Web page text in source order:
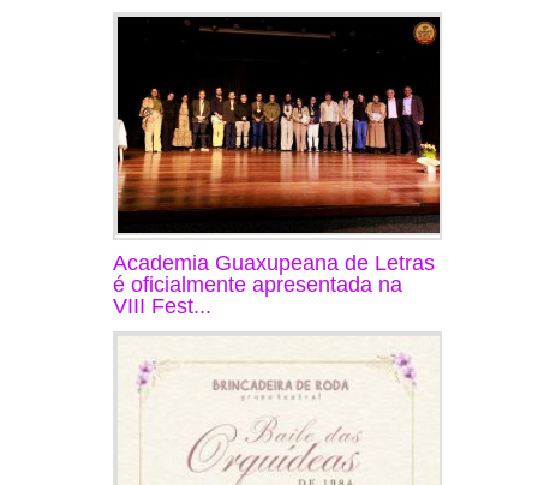
Academia Guaxupeana de Letras
é oficialmente apresentada na
VIII Fest...